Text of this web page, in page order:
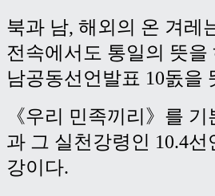
북과 남, 해외의 온 겨레
전속에서도 통일의 뜻을
남공동선언발표 10돐을
《우리 민족끼리》를
과 그 실천강령인 10.4
강이다.